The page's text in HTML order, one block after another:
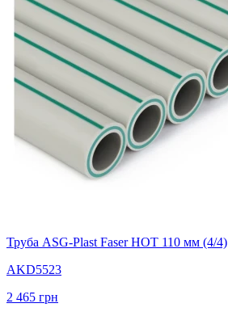
Труба ASG-Plast Faser HOT 110 мм (4/4)
AKD5523
2 465 грн